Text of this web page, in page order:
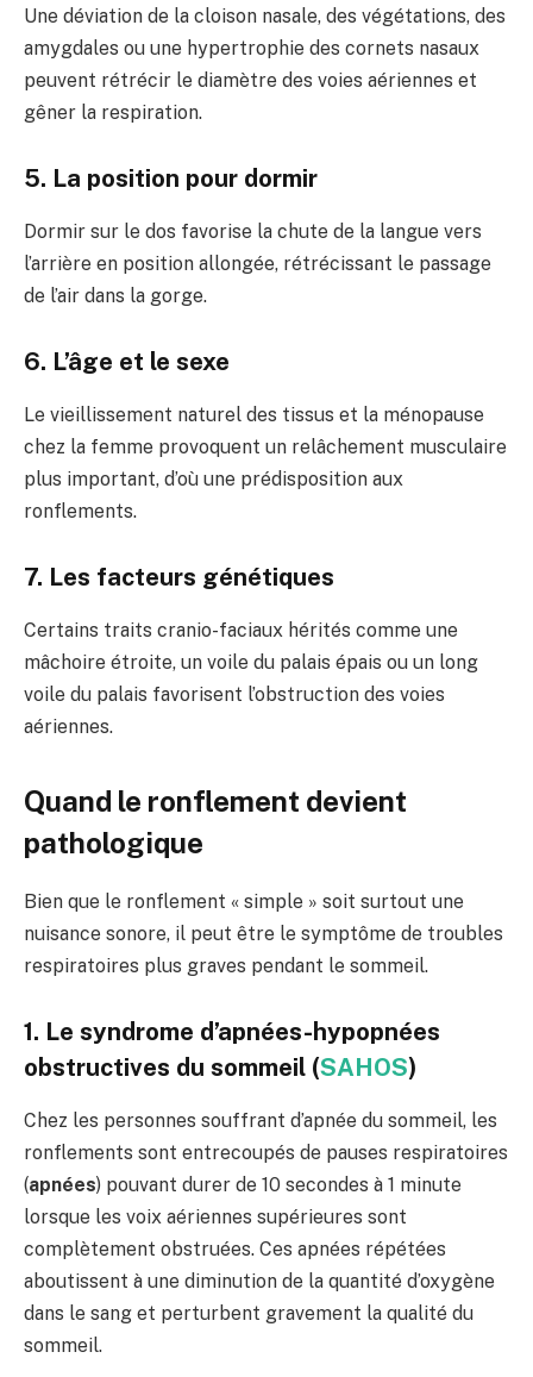
Une déviation de la cloison nasale, des végétations, des
amygdales ou une hypertrophie des cornets nasaux
peuvent rétrécir le diamètre des voies aériennes et
gêner la respiration.
5. La position pour dormir
Dormir sur le dos favorise la chute de la langue vers
l’arrière en position allongée, rétrécissant le passage
de l’air dans la gorge.
6. L’âge et le sexe
Le vieillissement naturel des tissus et la ménopause
chez la femme provoquent un relâchement musculaire
plus important, d’où une prédisposition aux
ronflements.
7. Les facteurs génétiques
Certains traits cranio-faciaux hérités comme une
mâchoire étroite, un voile du palais épais ou un long
voile du palais favorisent l’obstruction des voies
aériennes.
Quand le ronflement devient
pathologique
Bien que le ronflement « simple » soit surtout une
nuisance sonore, il peut être le symptôme de troubles
respiratoires plus graves pendant le sommeil.
1. Le syndrome d’apnées-hypopnées
obstructives du sommeil (SAHOS)
Chez les personnes souffrant d’apnée du sommeil, les
ronflements sont entrecoupés de pauses respiratoires
(apnées) pouvant durer de 10 secondes à 1 minute
lorsque les voix aériennes supérieures sont
complètement obstruées. Ces apnées répétées
aboutissent à une diminution de la quantité d’oxygène
dans le sang et perturbent gravement la qualité du
sommeil.